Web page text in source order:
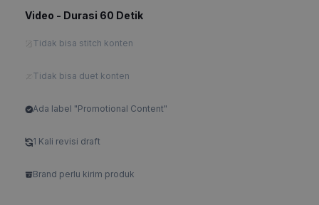
Video - Durasi 60 Detik
Tidak bisa stitch konten
Tidak bisa duet konten
Ada label "Promotional Content"
1 Kali revisi draft
Brand perlu kirim produk